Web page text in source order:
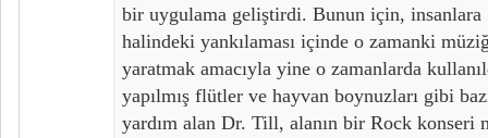
bir uygulama geliştirdi. Bunun için, insanlara
halindeki yankılaması içinde o zamanki
yaratmak amacıyla yine o zamanlarda
yapılmış flütler ve hayvan boynuzları gibi
yardım alan Dr. Till, alanın bir Rock konseri